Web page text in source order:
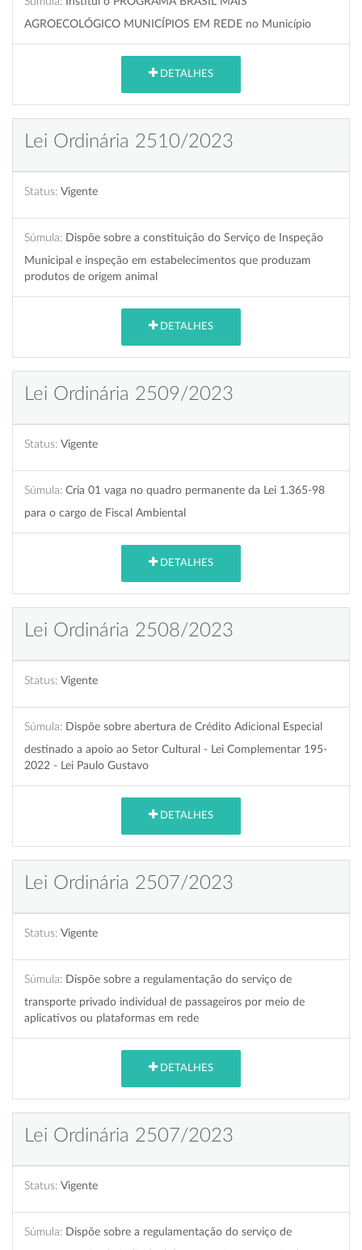
AGROECOLÓGICO MUNICÍPIOS EM REDE no Município
DETALHES
Lei Ordinária 2510/2023
Status: Vigente
Súmula: Dispõe sobre a constituição do Serviço de Inspeção
Municipal e inspeção em estabelecimentos que produzam
produtos de origem animal
DETALHES
Lei Ordinária 2509/2023
Status: Vigente
Súmula: Cria 01 vaga no quadro permanente da Lei 1.365-98
para o cargo de Fiscal Ambiental
DETALHES
Lei Ordinária 2508/2023
Status: Vigente
Súmula: Dispõe sobre abertura de Crédito Adicional Especial
destinado a apoio ao Setor Cultural - Lei Complementar 195-
2022 - Lei Paulo Gustavo
DETALHES
Lei Ordinária 2507/2023
Status: Vigente
Súmula: Dispõe sobre a regulamentação do serviço de
transporte privado individual de passageiros por meio de
aplicativos ou plataformas em rede
DETALHES
Lei Ordinária 2507/2023
Status: Vigente
Súmula: Dispõe sobre a regulamentação do serviço de